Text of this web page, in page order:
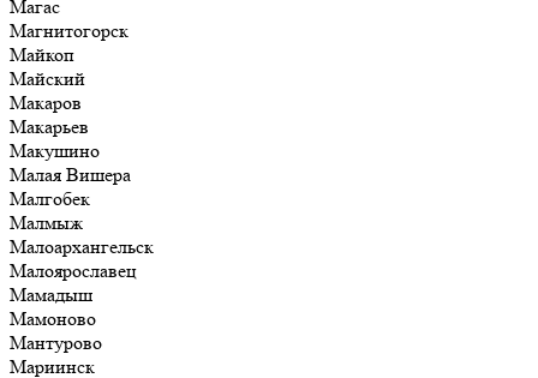
Магас
Магнитогорск
Майкоп
Майский
Макаров
Макарьев
Макушино
Малая Вишера
Малгобек
Малмыж
Малоархангельск
Малоярославец
Мамадыш
Мамоново
Мантурово
Мариинск